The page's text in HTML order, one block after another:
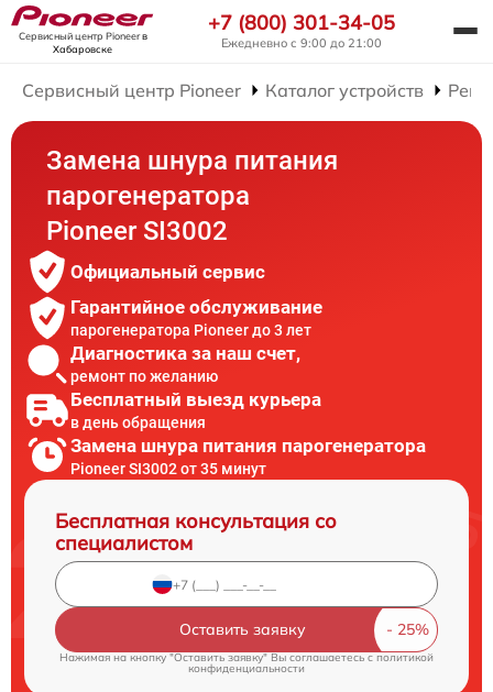
Сервисный центр Pioneerв
Хабаровске
+7 (800) 301-34-05
Ежедневно с 9:00 до 21:00
Сервисный центр Pioneer Каталог устройств
Замена шнура питания
парогенератора
Pioneer SI3002
Официальный сервис
Гарантийное обслуживание
парогенератора Pioneer до 3 лет
Диагностика за наш счет,
ремонт по желанию
Бесплатный выезд курьера
в день обращения
Замена шнура питания парогенератора
Pioneer SI3002 от 35 минут
Бесплатная консультация со
специалистом
Оставить заявку
Нажимая на кнопку "Оставить заявку" Вы соглашаетесь c политикой
конфиденциальности